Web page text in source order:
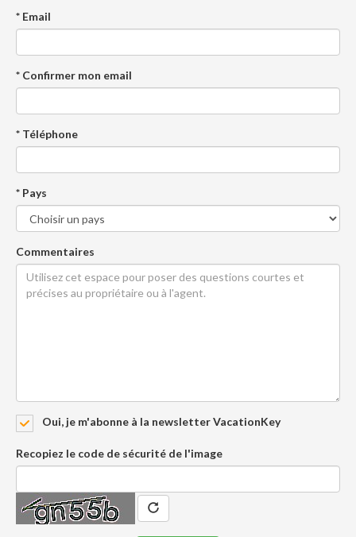
* Email
* Confirmer mon email
* Téléphone
* Pays
Commentaires
Oui, je m'abonne à la newsletter VacationKey
Recopiez le code de sécurité de l'image